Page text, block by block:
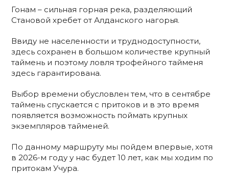
Гонам – сильная горная река, разделяющий
Становой хребет от Алданского нагорья.
Ввиду не населенности и труднодоступности,
здесь сохранен в большом количестве крупный
таймень и поэтому ловля трофейного тайменя
здесь гарантирована.
Выбор времени обусловлен тем, что в сентябре
таймень спускается с притоков и в это время
появляется возможность поймать крупных
экземпляров тайменей.
По данному маршруту мы пойдем впервые, хотя
в 2026-м году у нас будет 10 лет, как мы ходим по
притокам Учура.